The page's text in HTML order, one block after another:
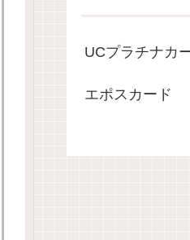
UCプラチナカ
エポスカード